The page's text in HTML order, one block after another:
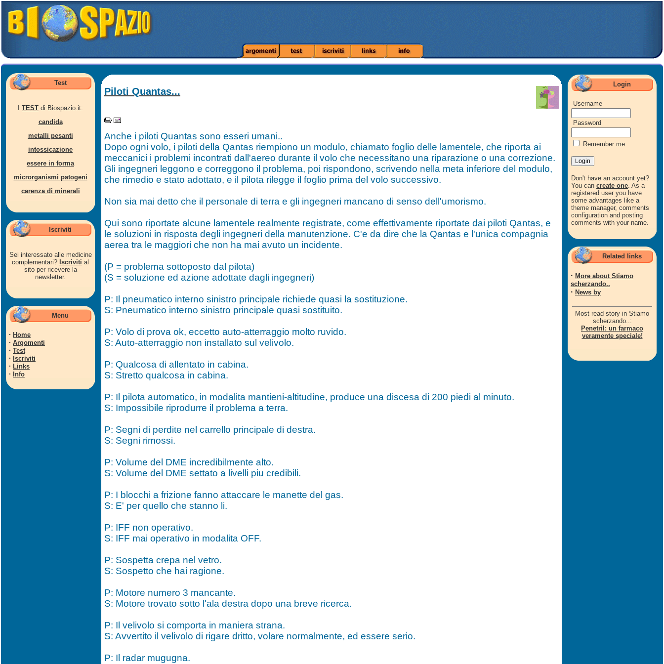
Test
TEST di Biospazio.it:
candida
metalli pesanti
intossicazione
essere in forma
microrganismi patogeni
carenza di minerali
Iscriviti
Sei interessato alle medicine
complementari? Iscriviti al
sito per ricevere la
newsletter.
Menu
· Home
· Argomenti
· Test
· Iscriviti
· Links
· Info
Piloti Quantas...
Anche i piloti Quantas sono esseri umani..
Dopo ogni volo, i piloti della Qantas riempiono un modulo, chiamato foglio delle lamentele, che riporta ai
meccanici i problemi incontrati dall'aereo durante il volo che necessitano una riparazione o una correzione.
Gli ingegneri leggono e correggono il problema, poi rispondono, scrivendo nella meta inferiore del modulo,
che rimedio e stato adottato, e il pilota rilegge il foglio prima del volo successivo.
Non sia mai detto che il personale di terra e gli ingegneri mancano di senso dell'umorismo.
Qui sono riportate alcune lamentele realmente registrate, come effettivamente riportate dai piloti Qantas, e
le soluzioni in risposta degli ingegneri della manutenzione. C'e da dire che la Qantas e l'unica compagnia
aerea tra le maggiori che non ha mai avuto un incidente.
(P = problema sottoposto dal pilota)
(S = soluzione ed azione adottate dagli ingegneri)
P: Il pneumatico interno sinistro principale richiede quasi la sostituzione.
S: Pneumatico interno sinistro principale quasi sostituito.
P: Volo di prova ok, eccetto auto-atterraggio molto ruvido.
S: Auto-atterraggio non installato sul velivolo.
P: Qualcosa di allentato in cabina.
S: Stretto qualcosa in cabina.
P: Il pilota automatico, in modalita mantieni-altitudine, produce una discesa di 200 piedi al minuto.
S: Impossibile riprodurre il problema a terra.
P: Segni di perdite nel carrello principale di destra.
S: Segni rimossi.
P: Volume del DME incredibilmente alto.
S: Volume del DME settato a livelli piu credibili.
P: I blocchi a frizione fanno attaccare le manette del gas.
S: E' per quello che stanno li.
P: IFF non operativo.
S: IFF mai operativo in modalita OFF.
P: Sospetta crepa nel vetro.
S: Sospetto che hai ragione.
P: Motore numero 3 mancante.
S: Motore trovato sotto l'ala destra dopo una breve ricerca.
P: Il velivolo si comporta in maniera strana.
S: Avvertito il velivolo di rigare dritto, volare normalmente, ed essere serio.
P: Il radar mugugna.
Login
Username
Password
Remember me
Don't have an account yet?
You can create one. As a
registered user you have
some advantages like a
theme manager, comments
configuration and posting
comments with your name.
Related links
· More about Stiamo
scherzando..
· News by
Most read story in Stiamo
scherzando..:
Penetril: un farmaco
veramente speciale!